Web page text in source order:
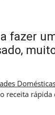
fazer
receita rápida